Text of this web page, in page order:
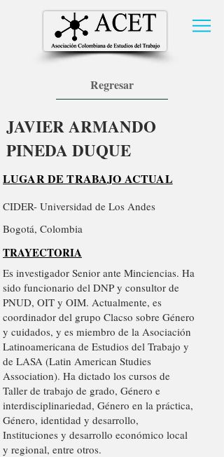
Regresar
JAVIER ARMANDO
PINEDA DUQUE
LUGAR DE TRABAJO ACTUAL
CIDER- Universidad de Los Andes
Bogotá, Colombia
TRAYECTORIA
Es investigador Senior ante Minciencias. Ha
sido funcionario del DNP y consultor de
PNUD, OIT y OIM. Actualmente, es
coordinador del grupo Clacso sobre Género
y cuidados, y es miembro de la Asociación
Latinoamericana de Estudios del Trabajo y
de LASA (Latin American Studies
Association). Ha dictado los cursos de
Taller de trabajo de grado, Género e
interdisciplinariedad, Género en la práctica,
Género, identidad y desarrollo,
Instituciones y desarrollo económico local
y regional, entre otros.